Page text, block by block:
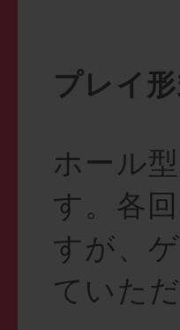
プレイ
ホール
す。各
すが、
ていた